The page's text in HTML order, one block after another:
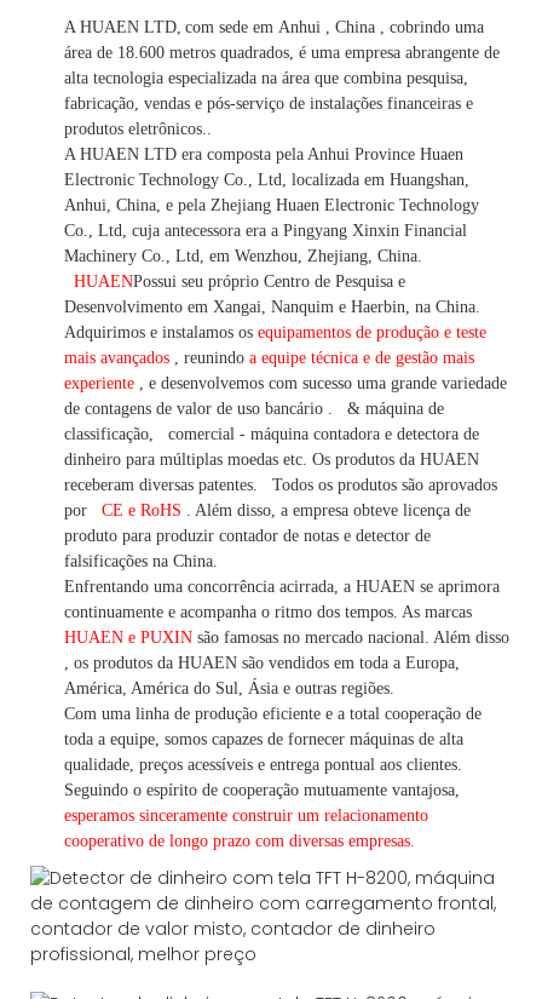
A HUAEN LTD, com sede em Anhui , China
, cobrindo uma
área de 18.600 metros quadrados, é uma empresa abrangente de
alta tecnologia especializada na área que combina pesquisa,
fabricação, vendas e pós-serviço de instalações financeiras e
produtos eletrônicos.
A HUAEN LTD era composta pela Anhui Province Huaen
Electronic Technology Co., Ltd, localizada em Huangshan,
Anhui, China, e pela Zhejiang Huaen Electronic Technology
Co., Ltd, cuja antecessora era a Pingyang Xinxin Financial
Machinery Co., Ltd, em Wenzhou, Zhejiang, China.
HUAENPossui seu próprio Centro de Pesquisa e
Desenvolvimento em Xangai, Nanquim e Haerbin, na China.
Adquirimos e instalamos os equipamentos de produção e teste
mais avançados , reunindo a equipe técnica e de gestão mais
experiente
e desenvolvemos com sucesso uma grande variedade
de contagens de valor de uso bancário
& máquina de
classificação,
comercial - máquina contadora e detectora de
dinheiro para múltiplas moedas etc. Os produtos da HUAEN
receberam diversas patentes.
Todos os produtos são aprovados
por
CE e RoHS . Além disso, a empresa obteve licença de
produto para produzir contador de notas e detector de
falsificações na China.
Enfrentando uma concorrência acirrada, a HUAEN se aprimora
continuamente e acompanha o ritmo dos tempos. As marcas
HUAEN e PUXIN são famosas no mercado nacional. Além disso
os produtos da HUAEN são vendidos em toda a Europa,
América, América do Sul, Ásia e outras regiões.
Com uma linha de produção eficiente e a total cooperação de
toda a equipe, somos capazes de fornecer máquinas de alta
qualidade, preços acessíveis e entrega pontual aos clientes.
Seguindo o espírito de cooperação mutuamente vantajosa,
esperamos sinceramente construir um relacionamento
cooperativo de longo prazo com diversas empresas.